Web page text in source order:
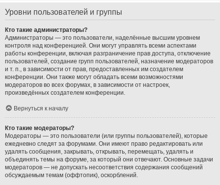
Уровни пользователей и группы
Кто такие администраторы?
Администраторы — это пользователи, наделённые высшим уровнем
контроля над конференцией. Они могут управлять всеми аспектами
работы конференции, включая разграничение прав доступа, отключение
пользователей, создание групп пользователей, назначение модераторов
и т. п., в зависимости от прав, предоставленных им создателем
конференции. Они также могут обладать всеми возможностями
модераторов во всех форумах, в зависимости от настроек,
произведённых создателем конференции.
Вернуться к началу
Кто такие модераторы?
Модераторы — это пользователи (или группы пользователей), которые
ежедневно следят за форумами. Они имеют право редактировать или
удалять сообщения, закрывать, открывать, перемещать, удалять и
объединять темы на форуме, за который они отвечают. Основные задачи
модераторов — не допускать несоответствия содержания сообщений
обсуждаемым темам (оффтопик), оскорблений.